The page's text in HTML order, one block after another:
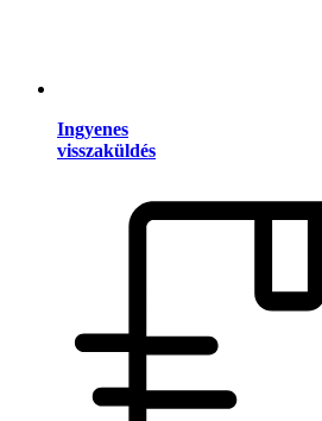
Ingyenes
visszaküldés